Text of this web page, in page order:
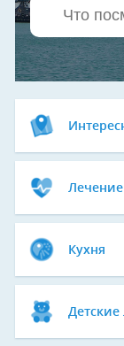
Лечение
Кухня
Детские